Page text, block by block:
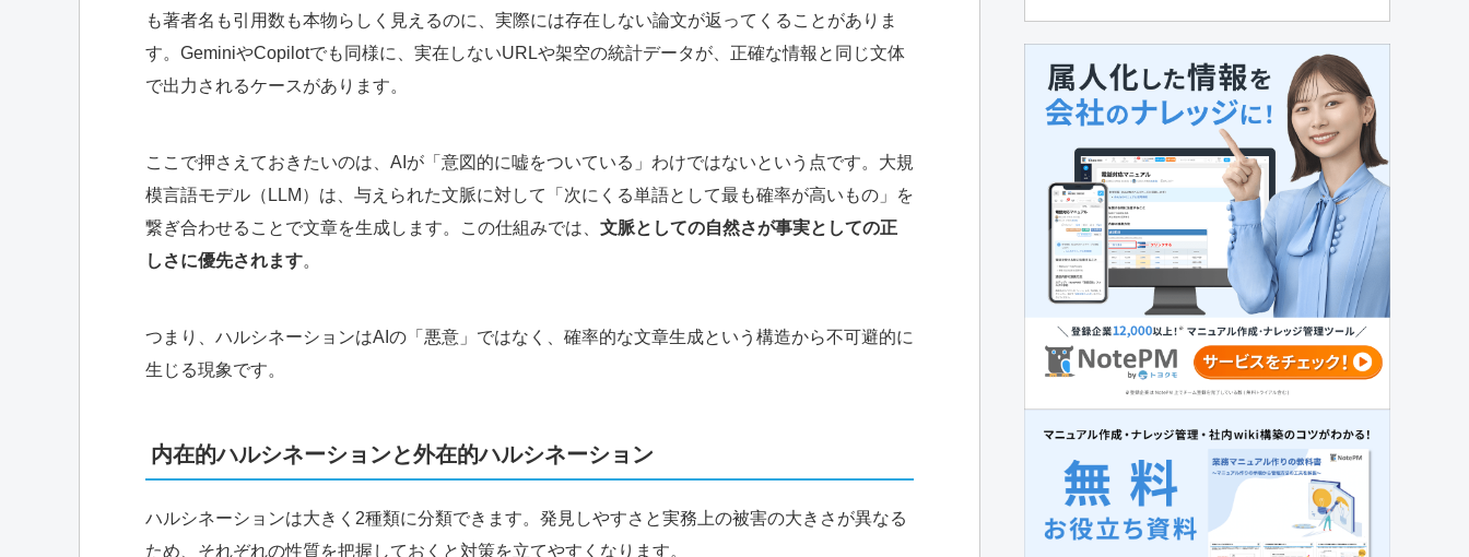
も著者名も引用数も本物らしく見えるのに、実際には存在しない論文が返ってくることがありま
す。GeminiやCopilotでも同様に、実在しないURLや架空の統計データが、正確な情報と同じ文体
で出力されるケースがあります。
ここで押さえておきたいのは、AIが「意図的に嘘をついている」わけではないという点です。大規
模言語モデル（LLM）は、与えられた文脈に対して「次にくる単語として最も確率が高いもの」を
繋ぎ合わせることで文章を生成します。この仕組みでは、 文脈としての自然さが事実としての正
しさに優先されます。
つまり、ハルシネーションはAIの「悪意」ではなく、確率的な文章生成という構造から不可避的に
生じる現象です。
内在的ハルシネーションと外在的ハルシネーション
ハルシネーションは大きく2種類に分類できます。発見しやすさと実務上の被害の大きさが異なる
ため、それぞれの性質を把握しておくと対策を立てやすくなります。